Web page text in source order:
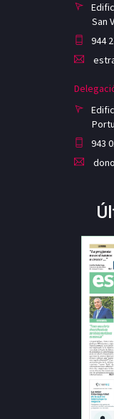
San
944
943